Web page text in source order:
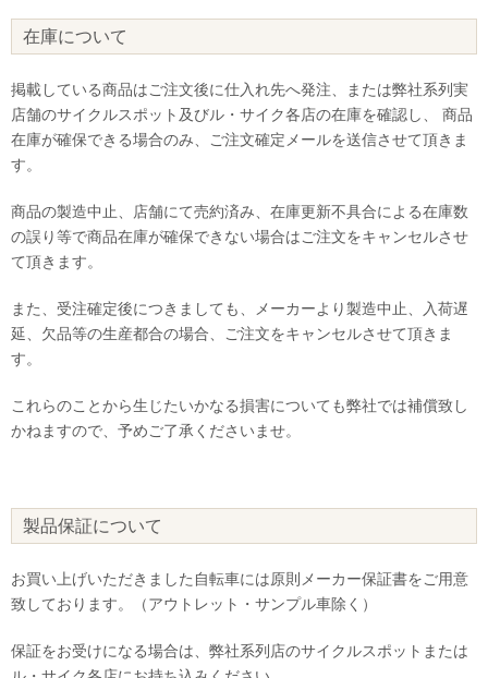
在庫について
掲載している商品はご注文後に仕入れ先へ発注、または弊社系列実
店舗のサイクルスポット及びル・サイク各店の在庫を確認し、 商品
在庫が確保できる場合のみ、ご注文確定メールを送信させて頂きま
す。
商品の製造中止、店舗にて売約済み、在庫更新不具合による在庫数
の誤り等で商品在庫が確保できない場合はご注文をキャンセルさせ
て頂きます。
また、受注確定後につきましても、メーカーより製造中止、入荷遅
延、欠品等の生産都合の場合、ご注文をキャンセルさせて頂きま
す。
これらのことから生じたいかなる損害についても弊社では補償致し
かねますので、予めご了承くださいませ。
製品保証について
お買い上げいただきました自転車には原則メーカー保証書をご用意
致しております。（アウトレット・サンプル車除く）
保証をお受けになる場合は、弊社系列店のサイクルスポットまたは